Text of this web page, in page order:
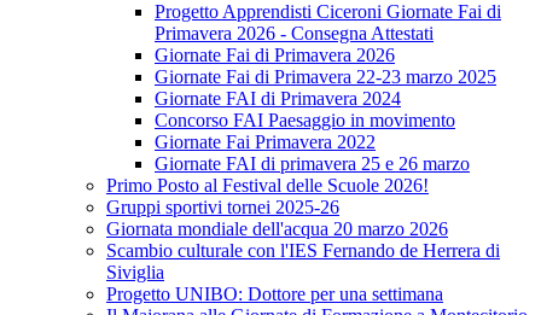
Progetto Apprendisti Ciceroni Giornate Fai di
Primavera 2026 - Consegna Attestati
Giornate Fai di Primavera 2026
Giornate Fai di Primavera 22-23 marzo 2025
Giornate FAI di Primavera 2024
Concorso FAI Paesaggio in movimento
Giornate Fai Primavera 2022
Giornate FAI di primavera 25 e 26 marzo
Primo Posto al Festival delle Scuole 2026!
Gruppi sportivi tornei 2025-26
Giornata mondiale dell'acqua 20 marzo 2026
Scambio culturale con l'IES Fernando de Herrera di
Siviglia
Progetto UNIBO: Dottore per una settimana